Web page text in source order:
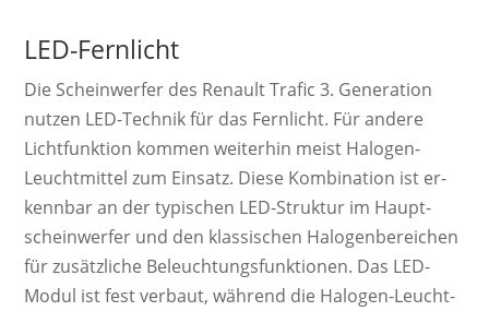
LED-Fernlicht
Die Schein­werf­er des Renault Trafic 3. Ge­ne­ra­ti­on
nutzen LED-Technik für das Fernlicht. Für andere
Licht­funk­tion kom­men wei­ter­hin meist Ha­lo­gen-
Leucht­mittel zum Ein­satz. Diese Kom­bi­na­tion ist er­
kenn­bar an der ty­pi­schen LED-Struktur im Haupt­
schein­werfer und den klas­sisch­en Ha­lo­gen­be­reich­en
für zu­sätz­liche Be­leucht­ungs­funk­tion­en. Das LED-
Modul ist fest ver­baut, wäh­rend die Ha­lo­gen-Leucht­